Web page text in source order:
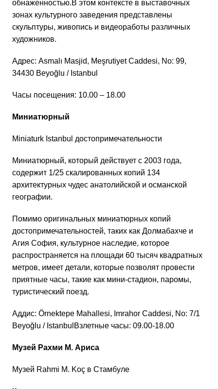
обнаженностью.В этом контексте в выставочных
зонах культурного заведения представлены
скульптуры, живопись и видеоработы различных
художников.
Адрес: Asmalı Masjid, Meşrutiyet Caddesi, No: 99,
34430 Beyoğlu / Istanbul
Часы посещения: 10.00 – 18.00
Миниатюрный
Miniaturk Istanbul достопримечательности
Миниатюрный, который действует с 2003 года,
содержит 1/25 скалированных копий 134
архитектурных чудес анатолийской и османской
географии.
Помимо оригинальных миниатюрных копий
достопримечательностей, таких как Долмабахче и
Агия София, культурное наследие, которое
распространяется на площади 60 тысяч квадратных
метров, имеет детали, которые позволят провести
приятные часы, такие как мини-стадион, паромы,
туристический поезд.
Аддис: Örnektepe Mahallesi, Imrahor Caddesi, No: 7/1
Beyoğlu / IstanbulВзлетные часы: 09.00-18.00
Музей Рахми М. Ариса
Музей Rahmi M. Koç в Стамбуле